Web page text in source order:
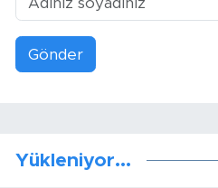
Gönder
Yükleniyor...